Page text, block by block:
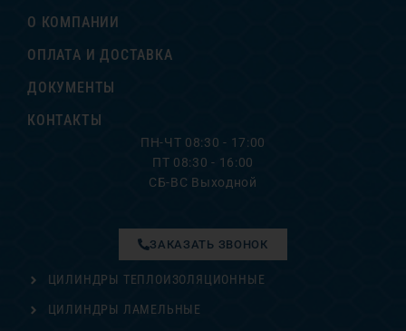
О КОМПАНИИ
ОПЛАТА И ДОСТАВКА
ДОКУМЕНТЫ
КОНТАКТЫ
ПН-ЧТ 08:30 - 17:00
ПТ 08:30 - 16:00
СБ-ВС Выходной
ЦИЛИНДРЫ ТЕПЛОИЗОЛЯЦИОННЫЕ
ЦИЛИНДРЫ ЛАМЕЛЬНЫЕ
ЗАКАЗАТЬ ЗВОНОК